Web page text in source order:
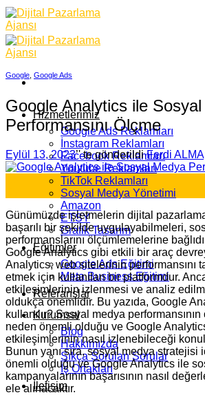
Skip
to
content
Hizmetlerimiz
Google Ads Reklamları
İnstagram Reklamları
Facebook Reklamları
Youtube Reklamları
TikTok Reklamları
Sosyal Medya Yönetimi
Amazon
ETSY
Grafik Tasarım
Eğitimler
Google Ads Eğitimi
Meta Business Eğitimi
Referanslar
Kurumsal
Blog
Hakkımızda
Sıkça Sorulan Sorular
İş Ortakları
İletişim
Google Google Ads
Google Analytics ile
Performansını Ölçme
Eylül 13, 2023’' te gönderildi Ferdi ALMA
Günümüzde işletmelerin dijital
başarılı bir şekilde uygulayabilmeleri,
performanslarını ölçümlemelerine
Google Analytics gibi etkili bir araç
Analytics, web sitelerinin performansını
etmek için kullanılan bir platformdur.
etkileşimlerinin izlenmesi ve analiz
oldukça önemlidir. Bu yazıda, Google
kullanılır? Sosyal medya
neden önemli olduğu ve Google
etkileşimlerinin nasıl izlenebileceği
Bunun yanı sıra, sosyal medya stratejisi
önemli olduğu ve Google Analytics ile
kampanyalarının başarısının nasıl
ele alınacaktır.